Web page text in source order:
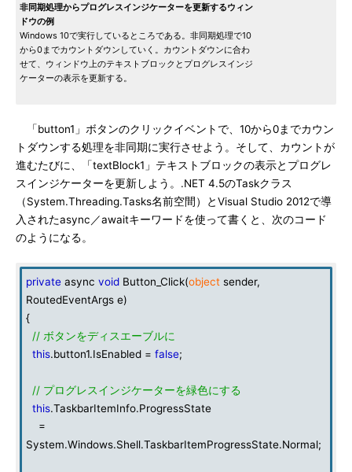
非同期処理からプログレスインジケーターを更新するウィン
ドウの例
Windows 10で実行しているところである。非同期処理で10
から0までカウントダウンしていく。カウントダウンに合わ
せて、ウィンドウ上のテキストブロックとプログレスインジ
ケーターの表示を更新する。
「button1」ボタンのクリックイベントで、10から0までカウン
トダウンする処理を非同期に実行させよう。そして、カウントが
進むたびに、「textBlock1」テキストブロックの表示とプログレ
スインジケーターを更新しよう。.NET 4.5のTaskクラス
（System.Threading.Tasks名前空間）とVisual Studio 2012で導
入されたasync／awaitキーワードを使って書くと、次のコード
のようになる。
private async void Button_Click(object sender,
RoutedEventArgs e)
{
// ボタンをディスエーブルに
this.button1.IsEnabled = false;
// プログレスインジケーターを緑色にする
this.TaskbarItemInfo.ProgressState
=
System.Windows.Shell.TaskbarItemProgressState.Normal;